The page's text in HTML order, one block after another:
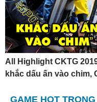
All Highlight CKTG
khắc dấu ấn vào chim,
GAME HOT